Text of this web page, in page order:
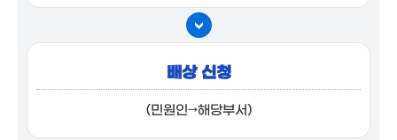
배상 신청
(민원인→해당부서)